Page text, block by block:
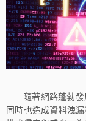
隨著網路蓬勃
同時也造成資料洩